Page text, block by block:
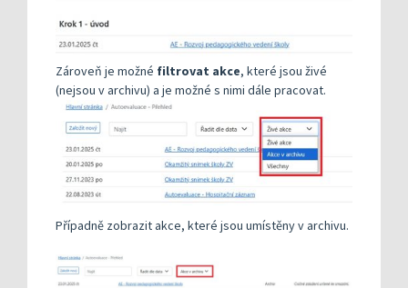
Zároveň je možné filtrovat akce, které jsou živé
(nejsou v archivu) a je možné s nimi dále pracovat.
Případně zobrazit akce, které jsou umístěny v archivu.